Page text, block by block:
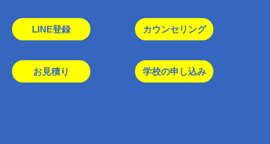
LINE登録 カウンセリング
お見積り 学校の申し込み